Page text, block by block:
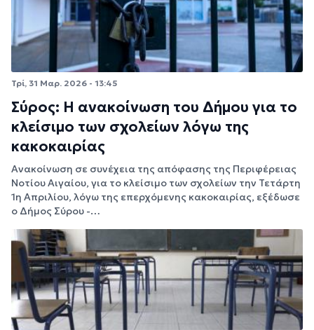
Τρί, 31 Μαρ. 2026 - 13:45
Σύρος: Η ανακοίνωση του Δήμου για το
κλείσιμο των σχολείων λόγω της
κακοκαιρίας
Ανακοίνωση σε συνέχεια της απόφασης της Περιφέρειας
Νοτίου Αιγαίου, για το κλείσιμο των σχολείων την Τετάρτη
1η Απριλίου, λόγω της επερχόμενης κακοκαιρίας, εξέδωσε
ο Δήμος Σύρου -…